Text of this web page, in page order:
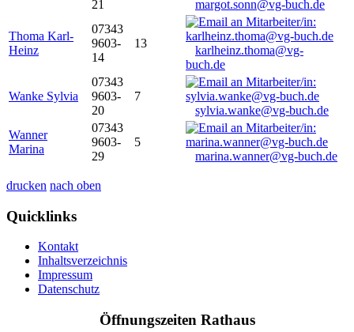
21
margot.sonn@vg-buch.de
Thoma Karl-
Heinz
07343
9603-
14
13
karlheinz.thoma@vg-
buch.de
Wanke Sylvia
07343
9603-
20
7
sylvia.wanke@vg-buch.de
Wanner
Marina
07343
9603-
29
5
marina.wanner@vg-buch.de
drucken nach oben
Quicklinks
Kontakt
Inhaltsverzeichnis
Impressum
Datenschutz
Öffnungszeiten Rathaus